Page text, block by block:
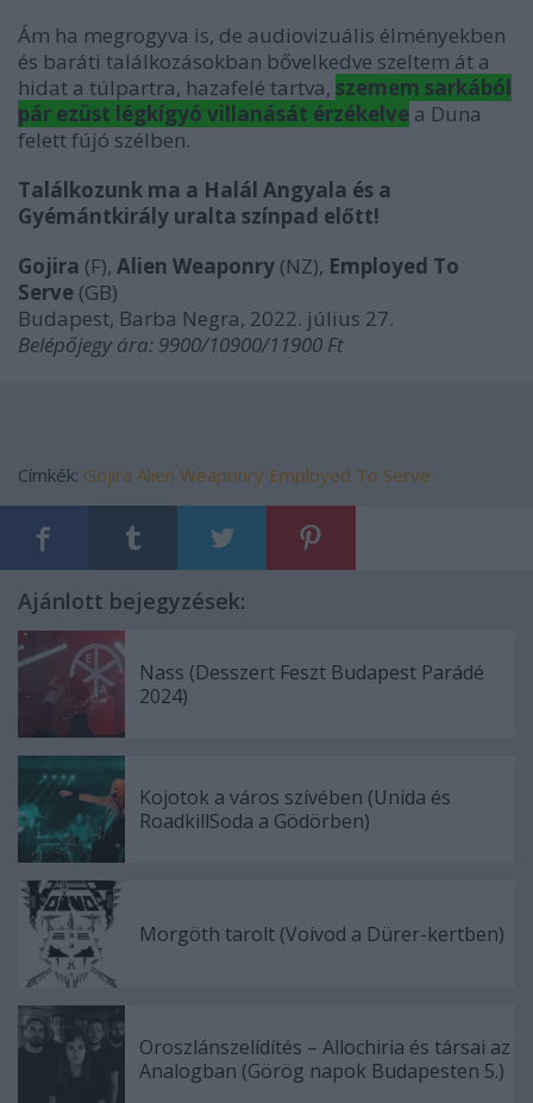
Ám ha megrogyva is, de audiovizuális élményekben
és baráti találkozásokban bővelkedve szeltem át a
hidat a túlpartra, hazafelé tartva, szemem sarkából
pár ezüst légkígyó villanását érzékelve a Duna
felett fújó szélben.
Találkozunk ma a Halál Angyala és a
Gyémántkirály uralta színpad előtt!
Gojira (F), Alien Weaponry (NZ), Employed To
Serve (GB)
Budapest, Barba Negra, 2022. július 27.
Belépőjegy ára: 9900/10900/11900 Ft
Címkék: Gojira Alien Weaponry Employed To Serve
Ajánlott bejegyzések:
Nass (Desszert Feszt Budapest Parádé
2024)
Kojotok a város szívében (Unida és
RoadkillSoda a Gödörben)
Morgöth tarolt (Voivod a Dürer-kertben)
Oroszlánszelídítés – Allochiria és társai az
Analogban (Görög napok Budapesten 5.)